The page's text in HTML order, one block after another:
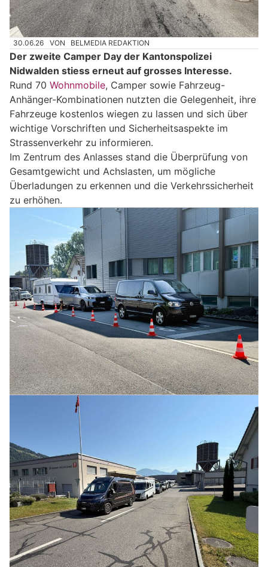
30.06.26 VON BELMEDIA REDAKTION
Der zweite Camper Day der Kantonspolizei
Nidwalden stiess erneut auf grosses Interesse.
Rund 70 Wohnmobile, Camper sowie Fahrzeug-
Anhänger-Kombinationen nutzten die Gelegenheit, ihre
Fahrzeuge kostenlos wiegen zu lassen und sich über
wichtige Vorschriften und Sicherheitsaspekte im
Strassenverkehr zu informieren.
Im Zentrum des Anlasses stand die Überprüfung von
Gesamtgewicht und Achslasten, um mögliche
Überladungen zu erkennen und die Verkehrssicherheit
zu erhöhen.